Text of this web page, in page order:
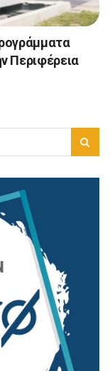
Περιφέρεια